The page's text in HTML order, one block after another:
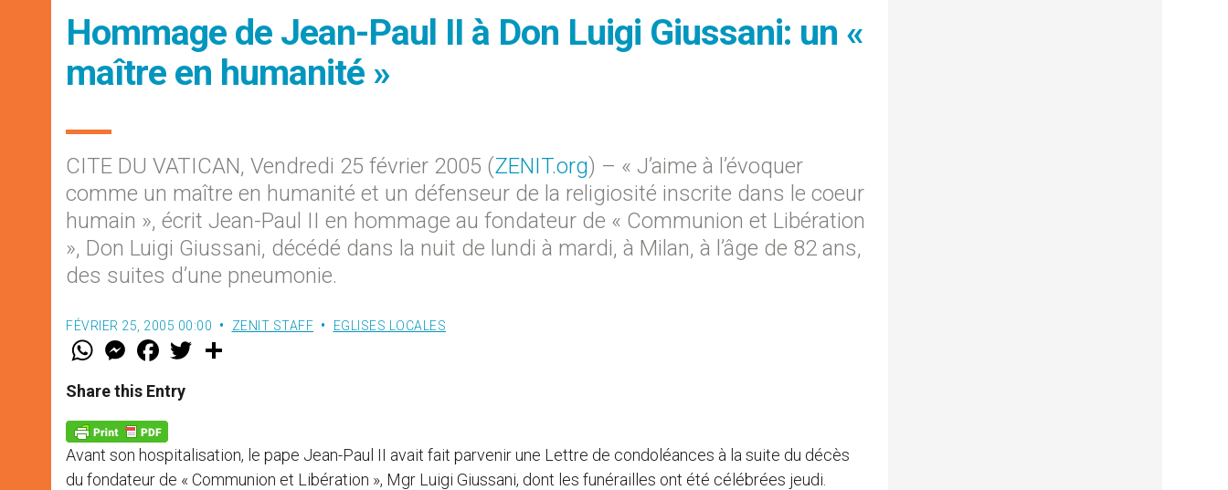
Hommage de Jean-Paul II à Don Luigi Giussani: un «
maître en humanité »
CITE DU VATICAN, Vendredi 25 février 2005 (ZENIT.org) – « J’aime à l’évoquer
comme un maître en humanité et un défenseur de la religiosité inscrite dans le coeur
humain », écrit Jean-Paul II en hommage au fondateur de « Communion et Libération
», Don Luigi Giussani, décédé dans la nuit de lundi à mardi, à Milan, à l’âge de 82 ans,
des suites d’une pneumonie.
FÉVRIER 25, 2005 00:00 ZENIT STAFF EGLISES LOCALES
W
t
s
p
p
M
e
s
e
g
e
r
F
a
e
b
k
w
Share this Entry
Avant son hospitalisation, le pape Jean-Paul II avait fait parvenir une Lettre de condoléances à la suite du décès
du fondateur de « Communion et Libération », Mgr Luigi Giussani, dont les funérailles ont été célébrées jeudi.